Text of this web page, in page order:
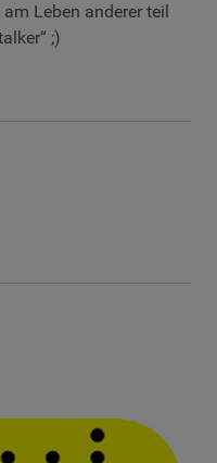
Leben anderer teil
;)